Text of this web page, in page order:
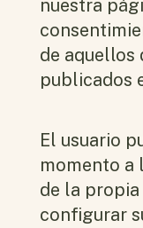
nuestra
de aquellos
publicados
El usuario
momento a
de la propia
configurar